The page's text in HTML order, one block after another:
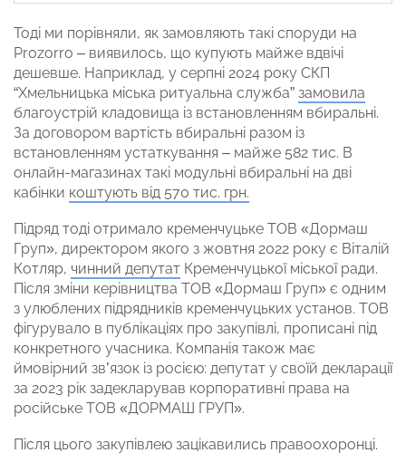
Тоді ми порівняли, як замовляють такі споруди на
Prozorro – виявилось, що купують майже вдвічі
дешевше. Наприклад, у серпні 2024 року СКП
“Хмельницька міська ритуальна служба” замовила
благоустрій кладовища із встановленням вбиральні.
За договором вартість вбиральні разом із
встановленням устаткування – майже 582 тис. В
онлайн-магазинах такі модульні вбиральні на дві
кабінки коштують від 570 тис. грн.
Підряд тоді отримало кременчуцьке ТОВ «Дормаш
Груп», директором якого з жовтня 2022 року є Віталій
Котляр, чинний депутат Кременчуцької міської ради.
Після зміни керівництва ТОВ «Дормаш Груп» є одним
з улюблених підрядників кременчуцьких установ. ТОВ
фігурувало в публікаціях про закупівлі, прописані під
конкретного учасника. Компанія також має
ймовірний зв’язок із росією: депутат у своїй декларації
за 2023 рік задекларував корпоративні права на
російське ТОВ «ДОРМАШ ГРУП».
Після цього закупівлею зацікавились правоохоронці.